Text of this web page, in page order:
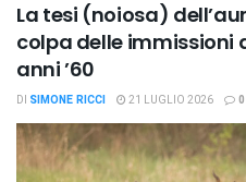
La tesi (noiosa)
colpa delle immissioni
anni ’60
DI SIMONE RICCI 21 LUGLIO 2026 0